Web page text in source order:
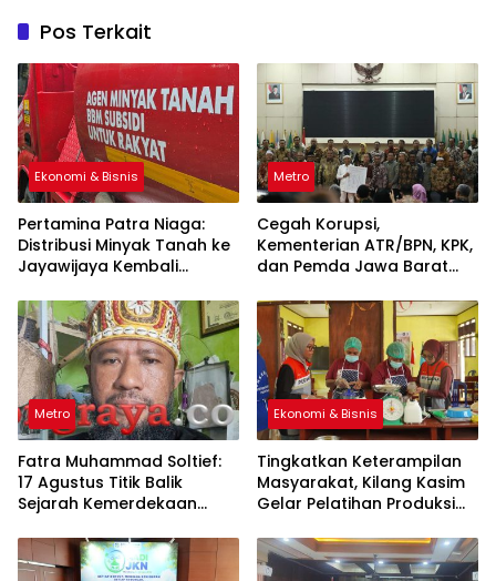
Pos Terkait
Ekonomi & Bisnis
Pertamina Patra Niaga:
Distribusi Minyak Tanah ke
Jayawijaya Kembali
Metro
Cegah Korupsi,
Kementerian ATR/BPN, KPK,
dan Pemda Jawa Barat
Metro
Fatra Muhammad Soltief:
17 Agustus Titik Balik
Sejarah Kemerdekaan
Ekonomi & Bisnis
Tingkatkan Keterampilan
Masyarakat, Kilang Kasim
Gelar Pelatihan Produksi